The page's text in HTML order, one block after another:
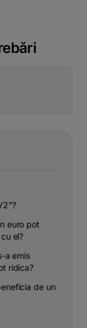
euro pot
el?
a emis
ridica?
de un